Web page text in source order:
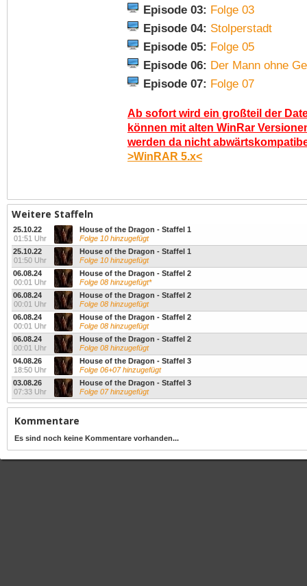
Episode 03: Folge 03
Episode 04: Stolperstadt
Episode 05: Folge 05
Episode 06: Der Mann ohne
Episode 07: Folge 07
Ab sofort wird ein großteil der
können mit alten WinRar
werden da nicht
>WinRAR 5.x<
Weitere Staffeln
25.10.22
01:51 Uhr
House of the Dragon - Staffel 1
Folge 10 hinzugefügt
25.10.22
01:50 Uhr
House of the Dragon - Staffel 1
Folge 10 hinzugefügt
06.08.24
00:01 Uhr
House of the Dragon - Staffel 2
Folge 08 hinzugefügt*
06.08.24
00:01 Uhr
House of the Dragon - Staffel 2
Folge 08 hinzugefügt
06.08.24
00:01 Uhr
House of the Dragon - Staffel 2
Folge 08 hinzugefügt
06.08.24
00:01 Uhr
House of the Dragon - Staffel 2
Folge 08 hinzugefügt
04.08.26
18:50 Uhr
House of the Dragon - Staffel 3
Folge 06+07 hinzugefügt
03.08.26
07:33 Uhr
House of the Dragon - Staffel 3
Folge 07 hinzugefügt
Kommentare
Es sind noch keine Kommentare vorhanden...